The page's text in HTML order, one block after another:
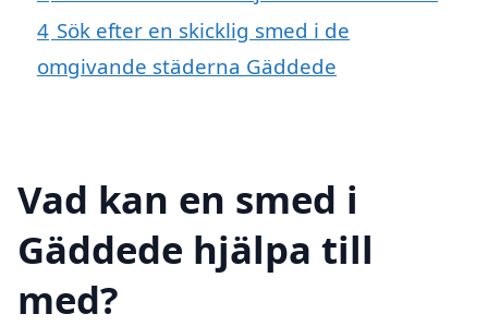
4 Sök efter en skicklig smed i de
omgivande städerna Gäddede
Vad kan en smed i
Gäddede hjälpa till
med?